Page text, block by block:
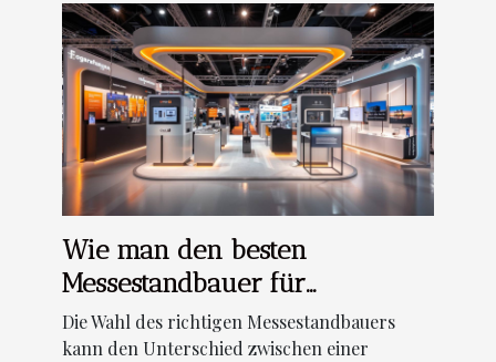
Wie man den besten
Messestandbauer für
Ausstellungen auswählt
Die Wahl des richtigen Messestandbauers
kann den Unterschied zwischen einer